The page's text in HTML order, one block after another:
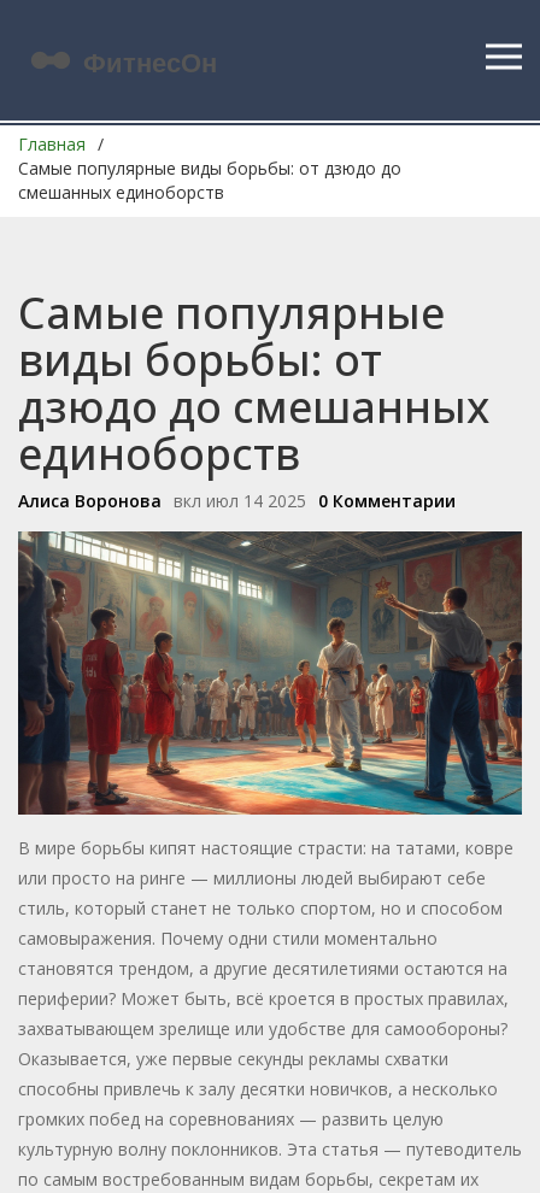
Главная
Самые популярные виды борьбы: от дзюдо до
смешанных единоборств
Самые популярные
виды борьбы: от
дзюдо до смешанных
единоборств
Алиса Воронова вкл июл 14 2025 0 Комментарии
В мире борьбы кипят настоящие страсти: на татами, ковре
или просто на ринге — миллионы людей выбирают себе
стиль, который станет не только спортом, но и способом
самовыражения. Почему одни стили моментально
становятся трендом, а другие десятилетиями остаются на
периферии? Может быть, всё кроется в простых правилах,
захватывающем зрелище или удобстве для самообороны?
Оказывается, уже первые секунды рекламы схватки
способны привлечь к залу десятки новичков, а несколько
громких побед на соревнованиях — развить целую
культурную волну поклонников. Эта статья — путеводитель
по самым востребованным видам борьбы, секретам их